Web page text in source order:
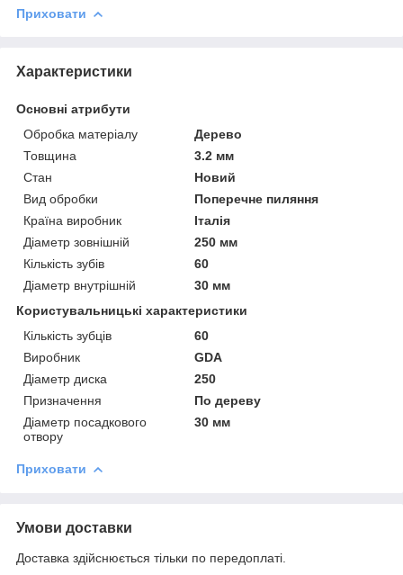
Приховати
Характеристики
Основні атрибути
Обробка матеріалу
Дерево
Товщина
3.2 мм
Стан
Новий
Вид обробки
Поперечне пиляння
Країна виробник
Італія
Діаметр зовнішній
250 мм
Кількість зубів
60
Діаметр внутрішній
30 мм
Користувальницькі характеристики
Кількість зубців
60
Виробник
GDA
Діаметр диска
250
Призначення
По дереву
Діаметр посадкового
отвору
30 мм
Приховати
Умови доставки
Доставка здійснюється тільки по передоплаті.